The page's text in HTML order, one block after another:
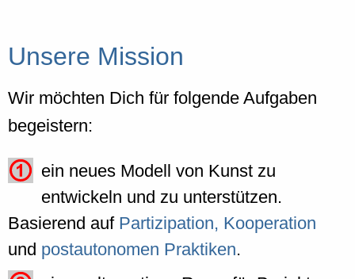
Unsere Mission
Wir möchten Dich für folgende Aufgaben
begeistern:
ein neues Modell von Kunst zu
entwickeln und zu unterstützen.
Basierend auf Partizipation, Kooperation
und postautonomen Praktiken.